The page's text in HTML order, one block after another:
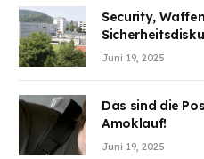
Security,
Juni 19, 2025
Das sind die
Amoklauf!
Juni 19, 2025